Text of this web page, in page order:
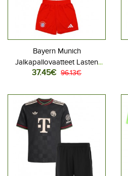
Bayern Munich
Jalkapallovaatteet Lasten
Kotipeliasu 2025-26
housut)
37.45€ 96.13€